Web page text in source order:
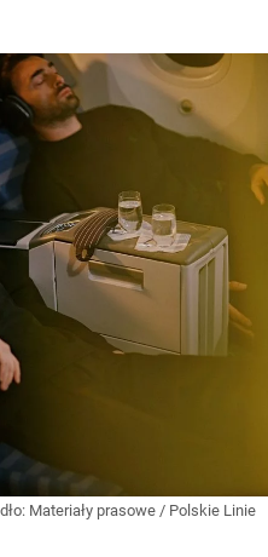
Materiały prasowe / Polskie Linie